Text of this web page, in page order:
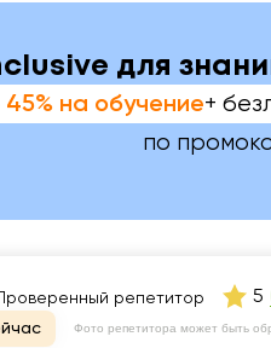
для
на обучение+
по
репетитор 5
Фото репетитора может быть